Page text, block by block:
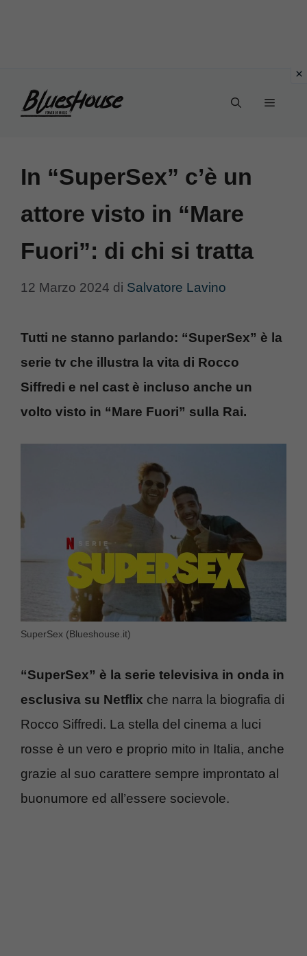
Menu
In “SuperSex” c’è un
attore visto in “Mare
Fuori”: di chi si tratta
12 Marzo 2024 di Salvatore Lavino
Tutti ne stanno parlando: “SuperSex” è la
serie tv che illustra la vita di Rocco
Siffredi e nel cast è incluso anche un
volto visto in “Mare Fuori” sulla Rai.
SuperSex (Blueshouse.it)
“SuperSex” è la serie televisiva in onda in
esclusiva su Netflix che narra la biografia di
Rocco Siffredi. La stella del cinema a luci
rosse è un vero e proprio mito in Italia, anche
grazie al suo carattere sempre improntato al
buonumore ed all’essere socievole.